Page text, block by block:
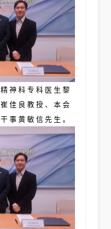
神科专科医生黎
佳良教授、本会
事黄敏信先生。